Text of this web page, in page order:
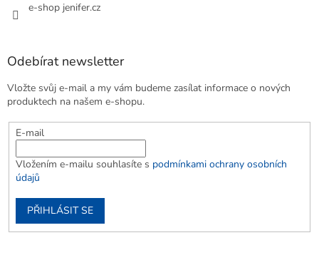
e-shop jenifer.cz
Odebírat newsletter
Vložte svůj e-mail a my vám budeme zasílat informace o nových
produktech na našem e-shopu.
E-mail
Vložením e-mailu souhlasíte s podmínkami ochrany osobních
údajů
PŘIHLÁSIT SE